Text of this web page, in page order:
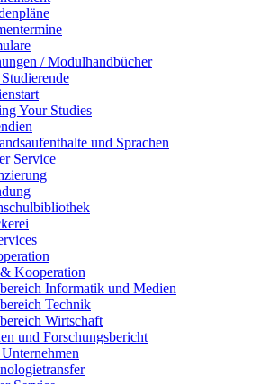
/ Modulhandbücher
Your Studies
und Sprachen
Service
Kooperation
Informatik und Medien
Technik
Wirtschaft
und Forschungsbericht